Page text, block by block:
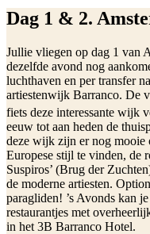
Dag 1 & 2.
Jullie vliegen op dag 1 van
dezelfde avond nog
luchthaven en per transfer
artiestenwijk Barranco. De
fiets deze interessante wijk
eeuw tot aan heden de
deze wijk zijn er nog mooie
Europese stijl te vinden, de
Suspiros’ (Brug der
de moderne artiesten.
paragliden! ’s Avonds kan
restaurantjes met
in het 3B Barranco Hotel.